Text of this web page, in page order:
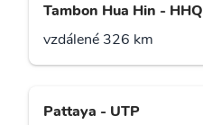
Tambon Hua Hin - HHQ
vzdálené 326 km
Pattaya - UTP